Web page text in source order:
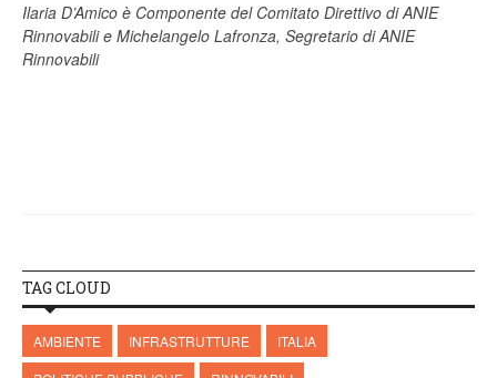
Ilaria D’Amico è Componente del Comitato Direttivo di ANIE
Rinnovabili e Michelangelo Lafronza, Segretario di ANIE
Rinnovabili
TAG CLOUD
AMBIENTE INFRASTRUTTURE
ITALIA